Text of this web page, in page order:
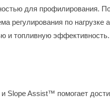
для профилирования.
регулирования по нагрузке
и топливную эффективность.
Slope Assist™ помогает